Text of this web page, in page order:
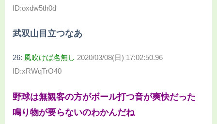
ID:oxdw5th0d
武双山目立つなあ
26: 風吹けば名無し 2020/03/08(日) 17:02:50.96
ID:xRWqTrO40
野球は無観客の方がボール打つ音が爽快だった
鳴り物が要らないのわかんだね